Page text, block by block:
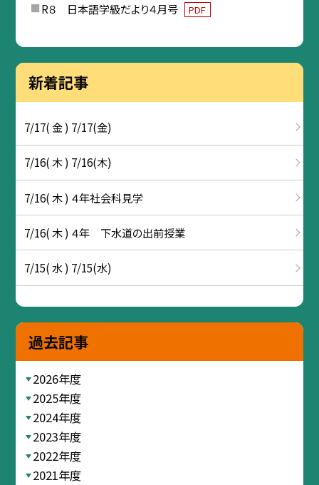
R８ 日本語学級だより４月号 PDF
新着記事
7/17( 金 ) 7/17(金)
7/16( 木 ) 7/16(木)
7/16( 木 ) ４年社会科見学
7/16( 木 ) ４年 下水道の出前授業
7/15( 水 ) 7/15(水)
過去記事
2026年度
2025年度
2024年度
2023年度
2022年度
2021年度